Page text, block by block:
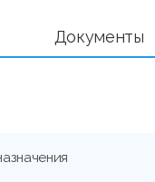
Документы